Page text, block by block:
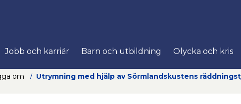
Hoppa till innehåll
webbplats
Jobb och karriär Barn och utbildning Olycka och kris
om Utrymning med hjälp av Sörmlandskustens